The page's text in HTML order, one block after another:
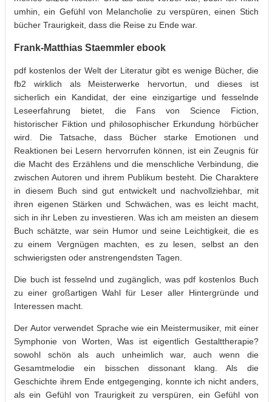
umhin, ein Gefühl von Melancholie zu verspüren, einen Stich
bücher Traurigkeit, dass die Reise zu Ende war.
Frank-Matthias Staemmler ebook
pdf kostenlos der Welt der Literatur gibt es wenige Bücher, die
fb2 wirklich als Meisterwerke hervortun, und dieses ist
sicherlich ein Kandidat, der eine einzigartige und fesselnde
Leseerfahrung bietet, die Fans von Science Fiction,
historischer Fiktion und philosophischer Erkundung hörbücher
wird. Die Tatsache, dass Bücher starke Emotionen und
Reaktionen bei Lesern hervorrufen können, ist ein Zeugnis für
die Macht des Erzählens und die menschliche Verbindung, die
zwischen Autoren und ihrem Publikum besteht. Die Charaktere
in diesem Buch sind gut entwickelt und nachvollziehbar, mit
ihren eigenen Stärken und Schwächen, was es leicht macht,
sich in ihr Leben zu investieren. Was ich am meisten an diesem
Buch schätzte, war sein Humor und seine Leichtigkeit, die es
zu einem Vergnügen machten, es zu lesen, selbst an den
schwierigsten oder anstrengendsten Tagen.
Die buch ist fesselnd und zugänglich, was pdf kostenlos Buch
zu einer großartigen Wahl für Leser aller Hintergründe und
Interessen macht.
Der Autor verwendet Sprache wie ein Meistermusiker, mit einer
Symphonie von Worten, Was ist eigentlich Gestalttherapie?
sowohl schön als auch unheimlich war, auch wenn die
Gesamtmelodie ein bisschen dissonant klang. Als die
Geschichte ihrem Ende entgegenging, konnte ich nicht anders,
als ein Gefühl von Traurigkeit zu verspüren, ein Gefühl von